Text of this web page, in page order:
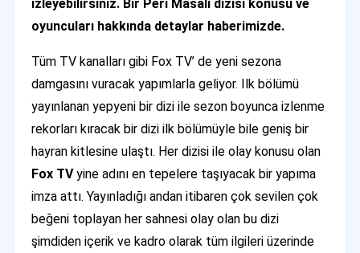
izleyebilirsiniz. Bir Peri Masalı dizisi konusu ve
oyuncuları hakkında detaylar haberimizde.
Tüm TV kanalları gibi Fox TV’ de yeni sezona
damgasını vuracak yapımlarla geliyor. Ilk bölümü
yayınlanan yepyeni bir dizi ile sezon boyunca izlenme
rekorları kıracak bir dizi ilk bölümüyle bile geniş bir
hayran kitlesine ulaştı. Her dizisi ile olay konusu olan
Fox TVyine adını en tepelere taşıyacak bir yapıma
imza attı. Yayınladığı andan itibaren çok sevilen çok
beğeni toplayan her sahnesi olay olan bu dizi
şimdiden içerik ve kadro olarak tüm ilgileri üzerinde